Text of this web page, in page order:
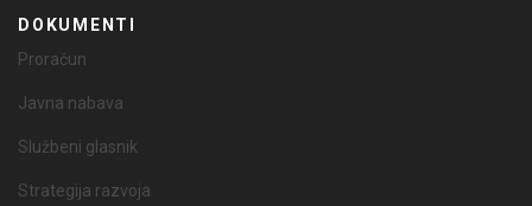
DOKUMENTI
Proračun
Javna nabava
Službeni glasnik
Strategija razvoja